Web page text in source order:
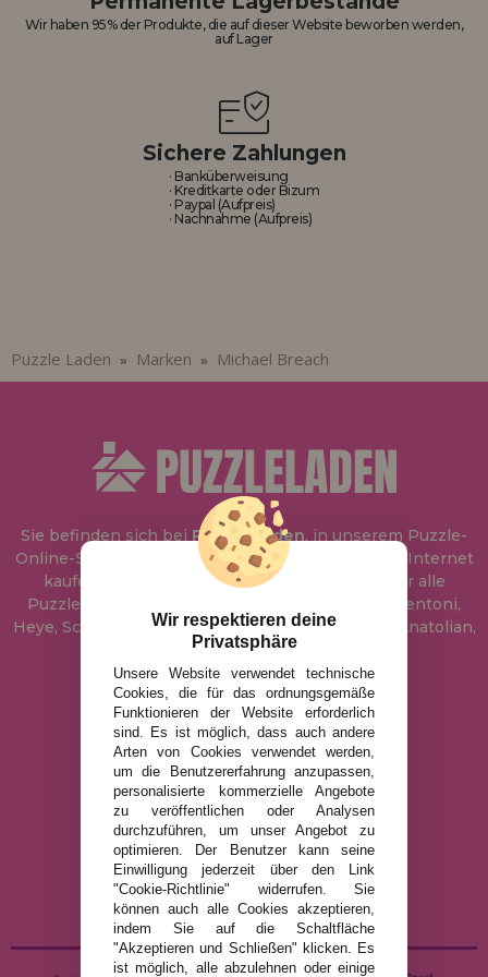
Los gehts! Wir haben auf dich gewartet.
Wir haben 95% der Produkte, die auf dieser Website beworben werden,
auf Lager
Sichere Zahlungen
· Banküberweisung
· Kreditkarte oder Bizum
· Paypal (Aufpreis)
· Nachnahme (Aufpreis)
Puzzle Laden » Marken » Michael Breach
Sie befinden sich bei Puzzle Laden, in unserem Puzzle-
Online-Shop, wo Sie Puzzle zum besten Preis im Internet
kaufen können. In unserem Katalog führen wir alle
Puzzles der Marken Educa, Ravensburger, Clementoni,
Heye, Schmidt, Castorland, Jumbo, Trefl, Piatnik, Anatolian,
Art Puzzle, Gibsons und viele mehr.
info@puzzleladen.de
RECHTLICHE HINWEISE
DATENSCHUTZRICHTLINIE
COOKIE-RICHTLINIE
VERSAND UND RÜCKGABE
RÜCKGABE / WIDERRUF
Wir respektieren deine
Privatsphäre
Unsere Website verwendet technische
Cookies, die für das ordnungsgemäße
Funktionieren der Website erforderlich
sind. Es ist möglich, dass auch andere
Arten von Cookies verwendet werden,
um die Benutzererfahrung anzupassen,
personalisierte kommerzielle Angebote
zu veröffentlichen oder Analysen
durchzuführen, um unser Angebot zu
optimieren. Der Benutzer kann seine
Einwilligung jederzeit über den Link
"Cookie-Richtlinie" widerrufen. Sie
können auch alle Cookies akzeptieren,
indem Sie auf die Schaltfläche
"Akzeptieren und Schließen" klicken. Es
ist möglich, alle abzulehnen oder einige